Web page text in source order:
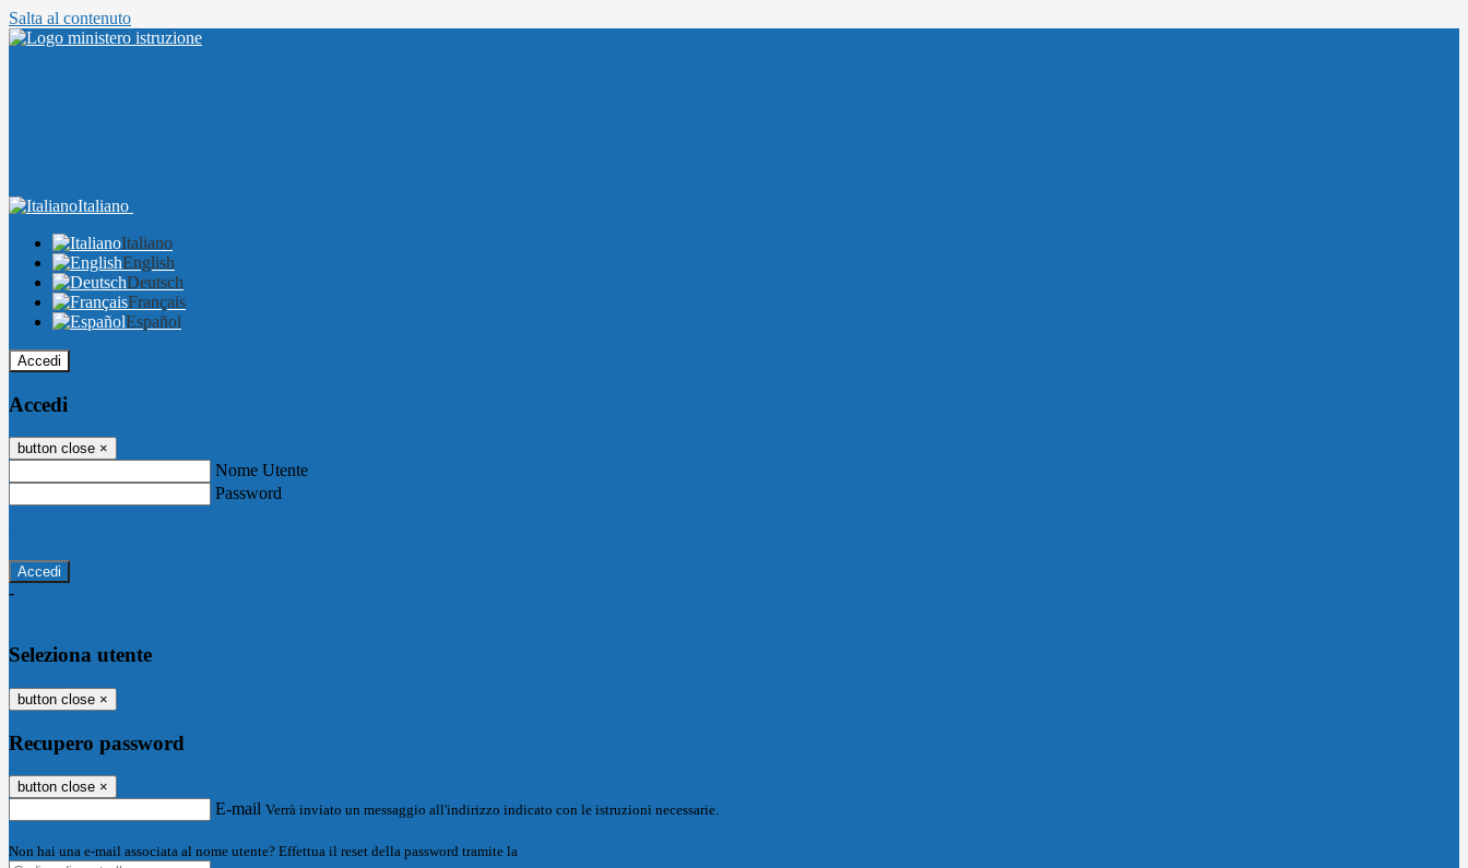
Salta al contenuto
Italiano
Italiano
English
Deutsch
Français
Español
Accedi
Accedi
button close ×
Nome Utente
Password
-
Seleziona utente
button close ×
Recupero password
button close ×
E-mail Verrà inviato un messaggio all'indirizzo indicato con le istruzioni necessarie.
Non hai una e-mail associata al nome utente? Effettua il reset della password tramite la